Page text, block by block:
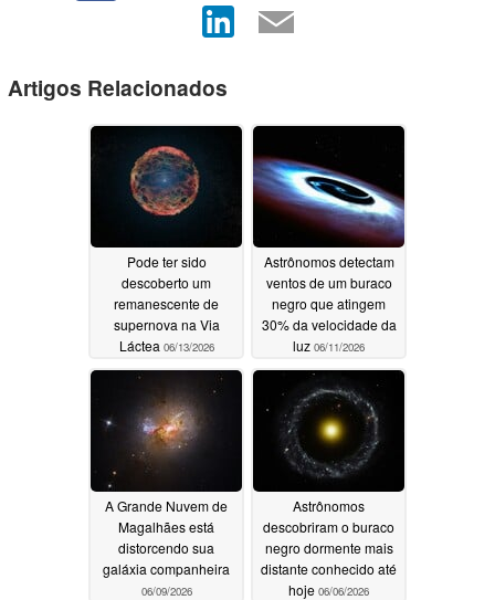
Artigos Relacionados
Pode ter sido
descoberto um
remanescente de
supernova na Via
Láctea 06/13/2026
Astrônomos detectam
ventos de um buraco
negro que atingem
30% da velocidade da
luz 06/11/2026
A Grande Nuvem de
Magalhães está
distorcendo sua
galáxia companheira
06/09/2026
Astrônomos
descobriram o buraco
negro dormente mais
distante conhecido até
hoje 06/06/2026